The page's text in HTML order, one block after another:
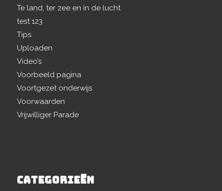
Te land, ter zee en in de lucht
test 123
Tips
Uploaden
Video’s
Voorbeeld pagina
Voortgezet onderwijs
Voorwaarden
Vrijwilliger Parade
CATEGORIEËN